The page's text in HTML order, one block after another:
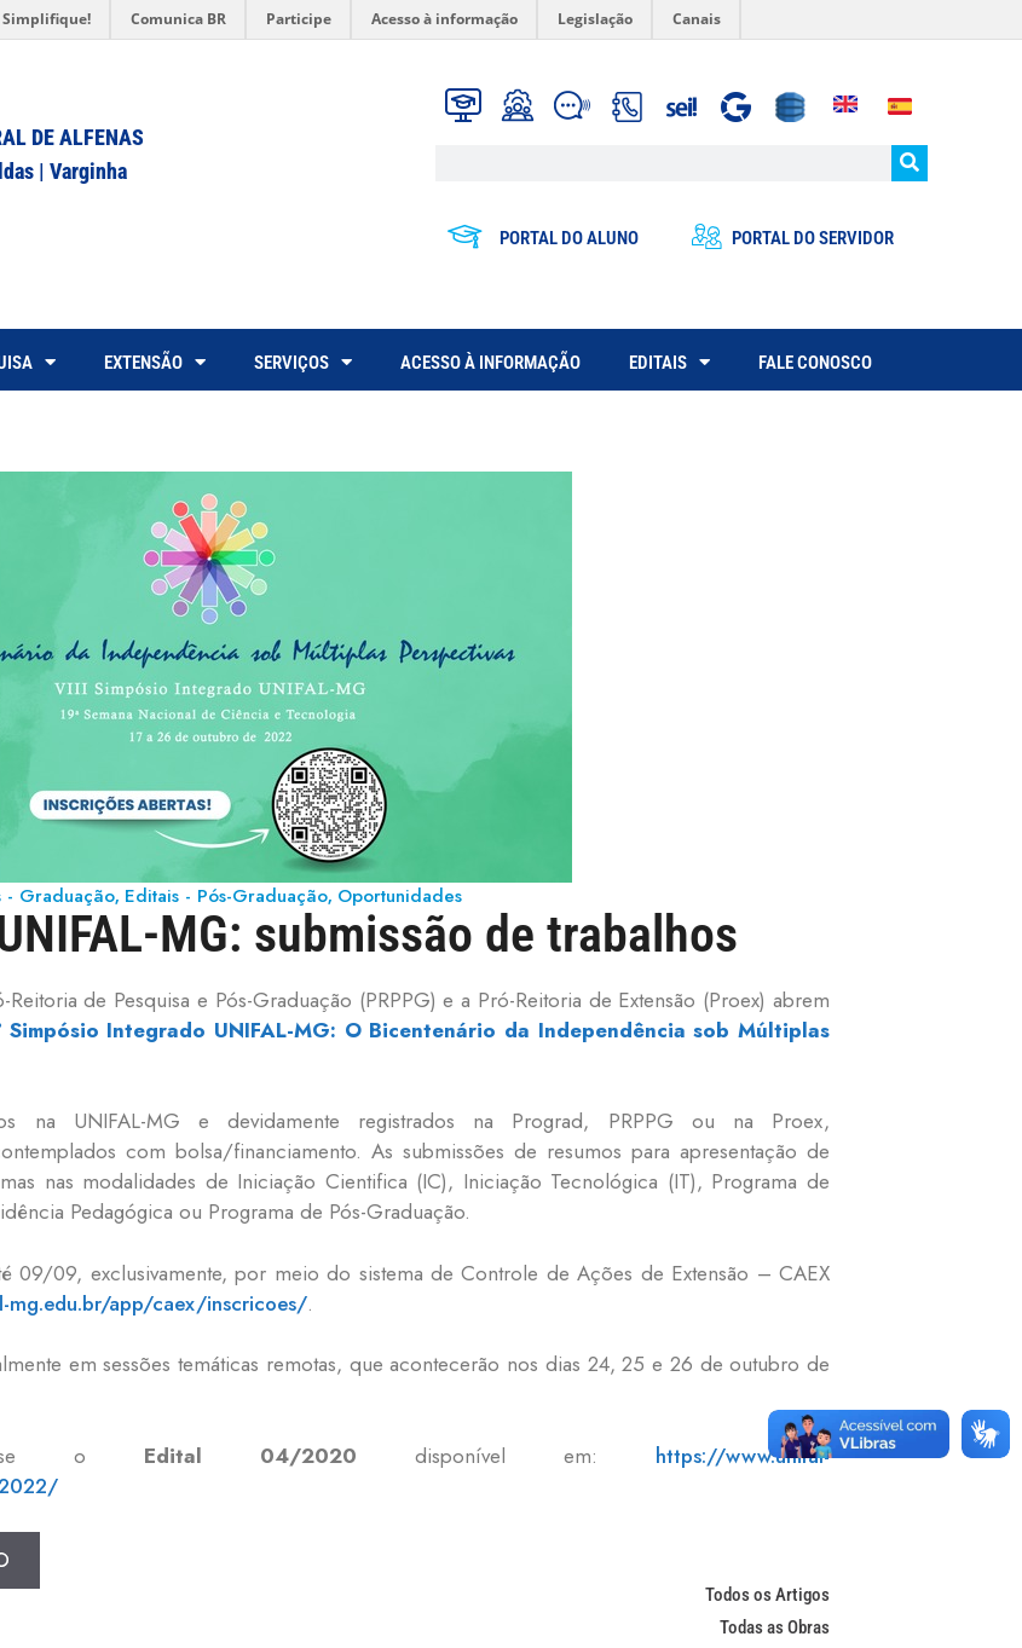
Simplifique! Comunica BR Participe Acesso à informação Legislação Canais
DE ALFENAS
| Varginha
PORTAL DO ALUNO PORTAL DO SERVIDOR
EXTENSÃO SERVIÇOS ACESSO À INFORMAÇÃO EDITAIS FALE CONOSCO
- Graduação, Editais - Pós-Graduação, Oportunidades
MG: submissão de trabalhos
de Pesquisa e Pós-Graduação (PRPPG) e a Pró-Reitoria de Extensão (Proex) abrem
Simpósio Integrado UNIFAL-MG: O Bicentenário da Independência sob Múltiplas
na UNIFAL-MG e devidamente registrados na Prograd, PRPPG ou na Proex,
com bolsa/financiamento. As submissões de resumos para apresentação de
nas modalidades de Iniciação Cientifica (IC), Iniciação Tecnológica (IT), Programa de
Pedagógica ou Programa de Pós-Graduação.
09/09, exclusivamente, por meio do sistema de Controle de Ações de Extensão – CAEX
mg.edu.br/app/caex/inscricoes/.
em sessões temáticas remotas, que acontecerão nos dias 24, 25 e 26 de outubro de
o Edital 04/2020 disponível em: https://www.unifal-
Todos os Artigos
Todas as Obras